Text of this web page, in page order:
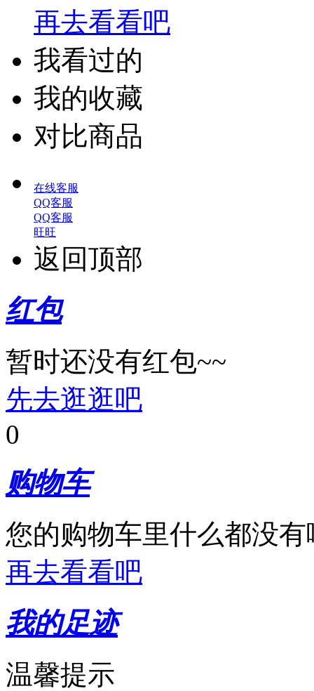
再去看看吧
我看过的
我的收藏
对比商品
在线客服
QQ客服
QQ客服
旺旺
返回顶部
红包
暂时还没有红包~~
先去逛逛吧
0
购物车
您的购物车里什么都没有
再去看看吧
我的足迹
温馨提示